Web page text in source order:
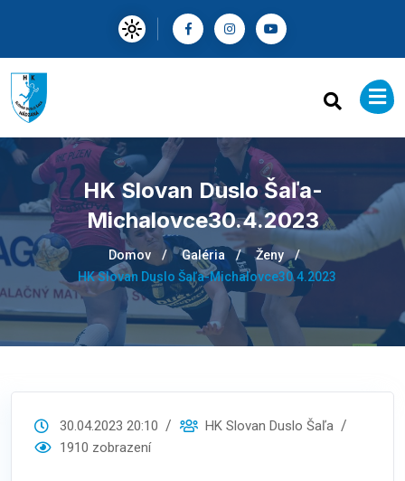
HK Slovan Duslo Šaľa-
Michalovce30.4.2023
Domov Galéria
Ženy
HK Slovan Duslo Šaľa-Michalovce30.4.2023
30.04.2023 20:10
HK Slovan Duslo Šaľa
1910 zobrazení